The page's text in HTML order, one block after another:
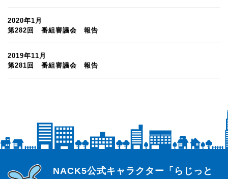
2020年1月
第282回 番組審議会 報告
2019年11月
第281回 番組審議会 報告
らじっと君
NACK5公式キャラクター「らじっと